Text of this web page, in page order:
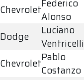
ChevroletFederico
Alonso
Dodge
Luciano
Ventricelli
ChevroletPablo
Costanzo